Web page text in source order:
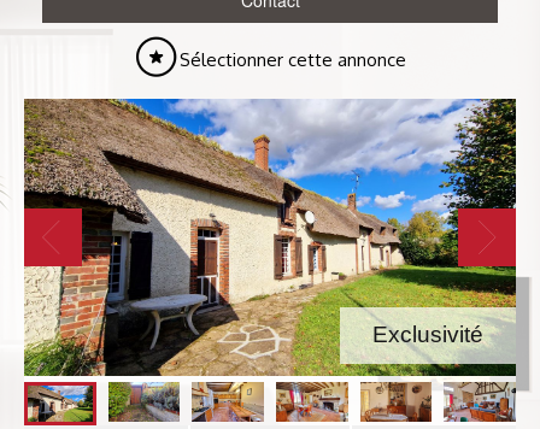
Sélectionner cette annonce
Exclusivité